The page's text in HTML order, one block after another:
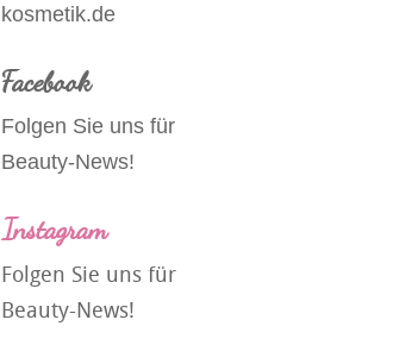
kosmetik.de
Facebook
Folgen Sie uns für
Beauty-News!
Instagram
Folgen Sie uns für
Beauty-News!